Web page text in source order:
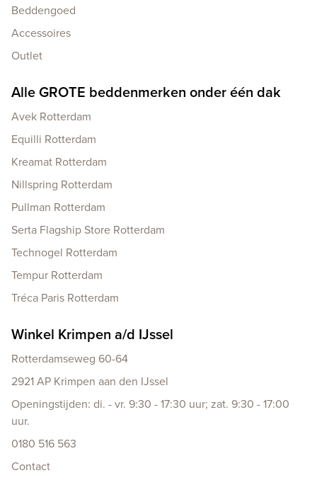
Beddengoed
Accessoires
Outlet
Alle GROTE beddenmerken onder één dak
Avek Rotterdam
Equilli Rotterdam
Kreamat Rotterdam
Nillspring Rotterdam
Pullman Rotterdam
Serta Flagship Store Rotterdam
Technogel Rotterdam
Tempur Rotterdam
Tréca Paris Rotterdam
Winkel Krimpen a/d IJssel
Rotterdamseweg 60-64
2921 AP Krimpen aan den IJssel
Openingstijden: di. - vr. 9:30 - 17:30 uur; zat. 9:30 - 17:00
uur.
0180 516 563
Contact